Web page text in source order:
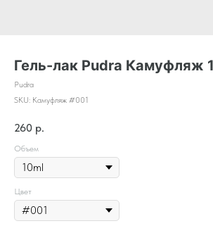
Гель-лак Pudra Камуфляж
Pudra
SKU: Камуфляж #001
260 р.
Объем
Цвет